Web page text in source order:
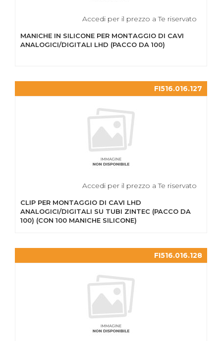
Accedi per il prezzo a Te riservato
MANICHE IN SILICONE PER MONTAGGIO DI CAVI
ANALOGICI/DIGITALI LHD (PACCO DA 100)
FI516.016.127
Accedi per il prezzo a Te riservato
CLIP PER MONTAGGIO DI CAVI LHD
ANALOGICI/DIGITALI SU TUBI ZINTEC (PACCO DA
100) (CON 100 MANICHE SILICONE)
FI516.016.128